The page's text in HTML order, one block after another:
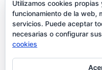
Enviar comentario
Lo siento, debes estar
Utilizamos cookies
funcionamiento de la web,
servicios. Puede aceptar
necesarias o configurar
cookies